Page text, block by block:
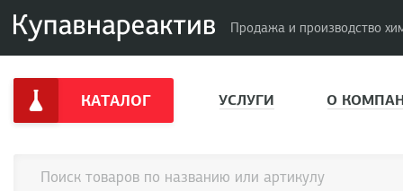
Продажа и производство
КАТАЛОГ УСЛУГИ О